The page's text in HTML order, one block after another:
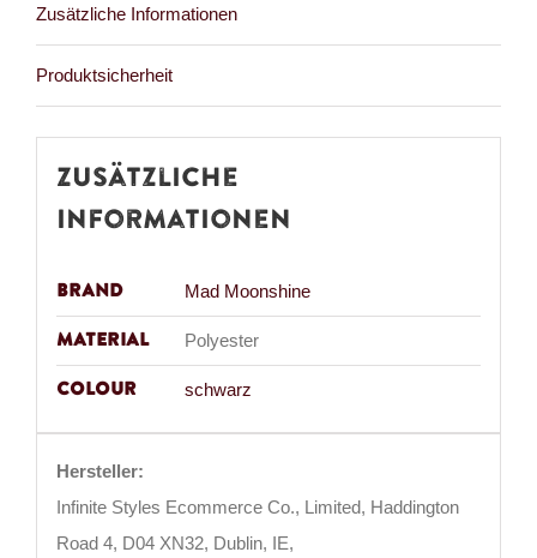
Zusätzliche Informationen
Produktsicherheit
Zusätzliche
Informationen
Brand Mad Moonshine
Material Polyester
Colour schwarz
Hersteller:
Infinite Styles Ecommerce Co., Limited, Haddington
Road 4, D04 XN32, Dublin, IE,